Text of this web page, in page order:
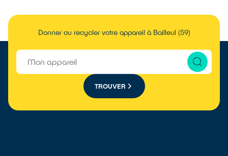
Donner ou recycler votre appareil à Bailleul (59)
TROUVER